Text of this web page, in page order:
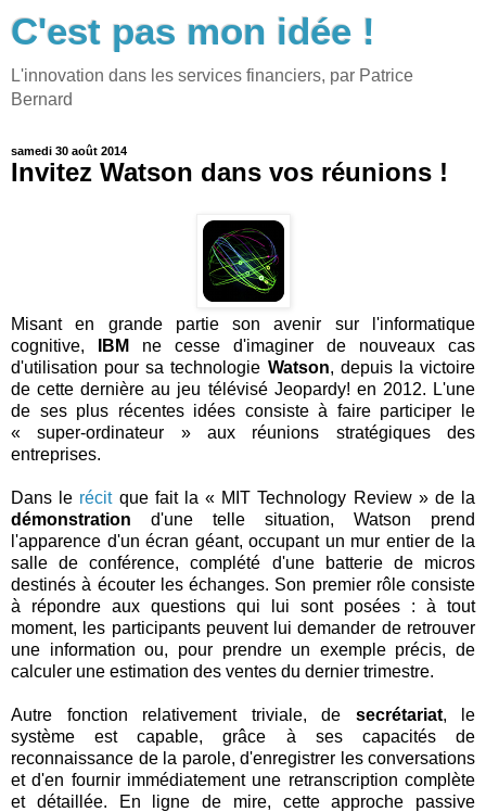
C'est pas mon idée !
L'innovation dans les services financiers, par Patrice
Bernard
samedi 30 août 2014
Invitez Watson dans vos réunions !
Misant en grande partie son avenir sur l'informatique
cognitive,
IBM
ne cesse d'imaginer de nouveaux cas
d'utilisation pour sa technologie Watson, depuis la victoire
de cette dernière au jeu télévisé Jeopardy! en 2012. L'une
de ses plus récentes idées consiste à faire participer le
« super-ordinateur » aux réunions stratégiques des
entreprises.
Dans le récitque fait la « MIT Technology Review » de la
démonstration d'une telle situation, Watson prend
l'apparence d'un écran géant, occupant un mur entier de la
salle de conférence, complété d'une batterie de micros
destinés à écouter les échanges. Son premier rôle consiste
à répondre aux questions qui lui sont posées : à tout
moment, les participants peuvent lui demander de retrouver
une information ou, pour prendre un exemple précis, de
calculer une estimation des ventes du dernier trimestre.
Autre fonction relativement triviale, de secrétariat, le
système est capable, grâce à ses capacités de
reconnaissance de la parole, d'enregistrer les conversations
et d'en fournir immédiatement une retranscription complète
et détaillée. En ligne de mire, cette approche passive